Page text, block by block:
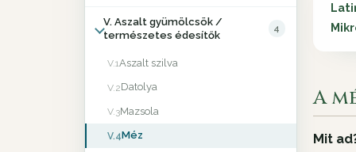
V. Aszalt gyümölcsök /
természetes édesítők
4
V.1Aszalt szilva
V.2Datolya
V.3Mazsola
V.4Méz
A
Mit